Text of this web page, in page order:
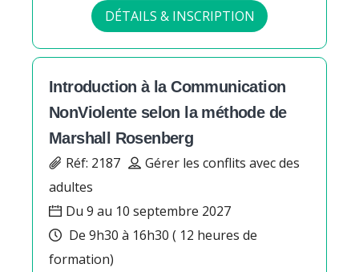
DÉTAILS & INSCRIPTION
Introduction à la Communication
NonViolente selon la méthode de
Marshall Rosenberg
Réf: 2187
Gérer les conflits avec des
adultes
Du 9 au 10 septembre 2027
De 9h30 à 16h30 ( 12 heures de
formation)